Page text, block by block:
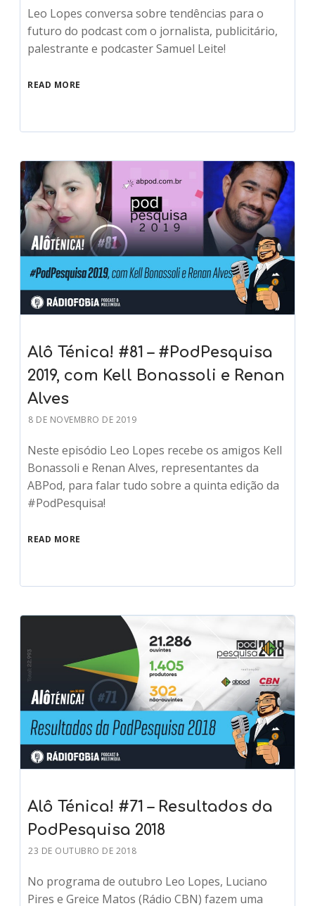
Leo Lopes conversa sobre tendências para o
futuro do podcast com o jornalista, publicitário,
palestrante e podcaster Samuel Leite!
READ MORE
Alô Ténica! #81 – #PodPesquisa
2019, com Kell Bonassoli e Renan
Alves
8 DE NOVEMBRO DE 2019
Neste episódio Leo Lopes recebe os amigos Kell
Bonassoli e Renan Alves, representantes da
ABPod, para falar tudo sobre a quinta edição da
#PodPesquisa!
READ MORE
Alô Ténica! #71 – Resultados da
PodPesquisa 2018
23 DE OUTUBRO DE 2018
No programa de outubro Leo Lopes, Luciano
Pires e Greice Matos (Rádio CBN) fazem uma